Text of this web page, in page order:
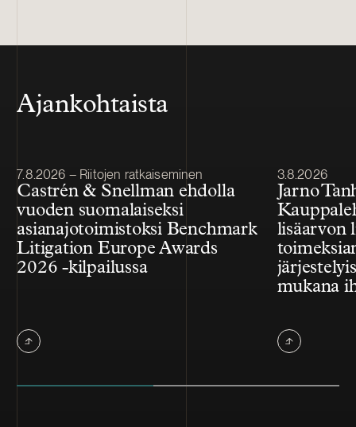
Ajankohtaista
Julkaistu
7.8.2026 – Riitojen ratkaiseminen
Castrén & Snellman ehdolla
vuoden suomalaiseksi
asianajotoimistoksi Benchmark
Litigation Europe Awards
2026 -kilpailussa
Julkaistu
3.8.2026
Jarno
lisäarvon
mukana